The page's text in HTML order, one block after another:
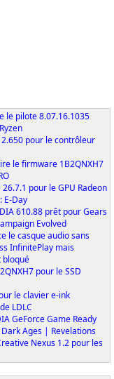
le pilote 8.07.16.1035
pour le contrôleur
le firmware 1B2QNXH7
pour le GPU Radeon
E-Day
610.88 prêt pour Gears
Evolved
le casque audio sans
InfinitePlay mais
bloqué
pour le SSD
le clavier e-ink
LDLC
GeForce Game Ready
Ages | Revelations
Nexus 1.2 pour les